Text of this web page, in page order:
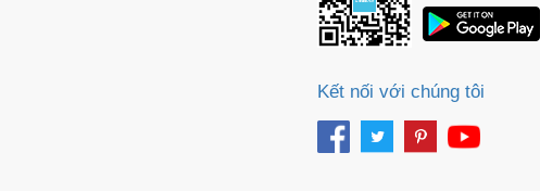
Kết nối với chúng tôi